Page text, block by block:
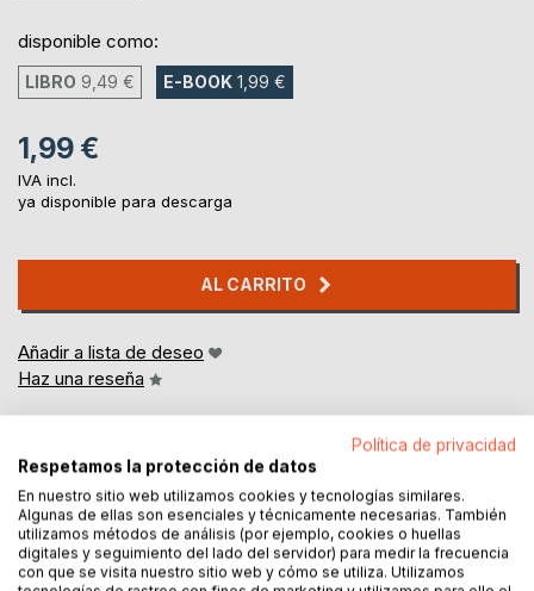
disponible como:
LIBRO 9,49 € E-BOOK 1,99 €
1,99 €
IVA incl.
ya disponible para descarga
AL CARRITO
Añadir a lista de deseo
Haz una reseña
DESCRIPCIÓN
Política de privacidad
Respetamos la protección de datos
En nuestro sitio web utilizamos cookies y tecnologías similares.
Algunas de ellas son esenciales y técnicamente necesarias. También
utilizamos métodos de análisis (por ejemplo, cookies o huellas
digitales y seguimiento del lado del servidor) para medir la frecuencia
con que se visita nuestro sitio web y cómo se utiliza. Utilizamos